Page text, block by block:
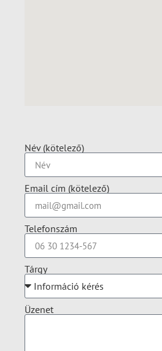
Név (kötelező)
Email cím (kötelező)
Telefonszám
Tárgy
Üzenet